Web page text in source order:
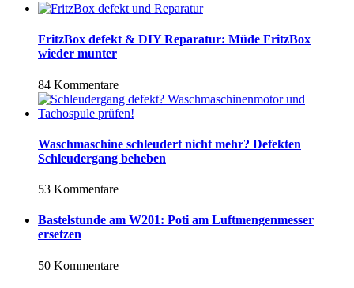
FritzBox defekt & DIY Reparatur: Müde FritzBox
wieder munter
84 Kommentare
Waschmaschine schleudert nicht mehr? Defekten
Schleudergang beheben
53 Kommentare
Bastelstunde am W201: Poti am Luftmengenmesser
ersetzen
50 Kommentare